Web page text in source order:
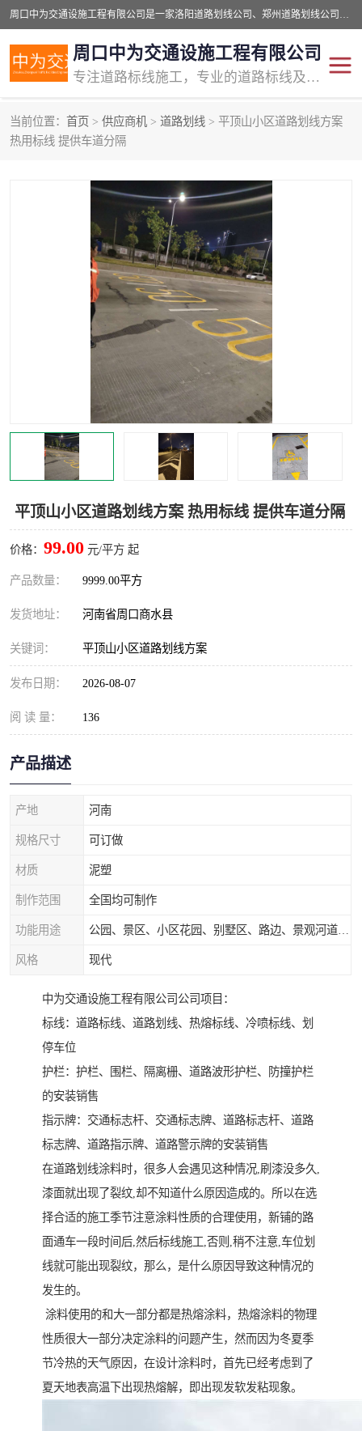
周口中为交通设施工程有限公司是一家洛阳道路划线公司、郑州道路划线公司、平顶山道路车位划线公司、开封车位划线公司、许昌道路车位划线公司、漯河道路车位划线公司，公司始终坚持“诚信、匠心、专注”的宗旨；我们的经营理念是：的服务。
周口中为交通设施工程有限公司
专注道路标线施工，专业的道路标线及交通设施施工服务商!
当前位置： 首页 > 供应商机 > 道路划线 > 平顶山小区道路划线方案
热用标线 提供车道分隔
平顶山小区道路划线方案 热用标线 提供车道分隔
价格： 99.00 元/平方 起
产品数量： 9999.00平方
发货地址： 河南省周口商水县
关键词： 平顶山小区道路划线方案
发布日期： 2026-08-07
阅 读 量： 136
产品描述
产地 河南
规格尺寸 可订做
材质 泥塑
制作范围 全国均可制作
功能用途
风格 现代
中为交通设施工程有限公司公司项目：
标线：道路标线、道路划线、热熔标线、冷喷标线、划
停车位
护栏：护栏、围栏、隔离栅、道路波形护栏、防撞护栏
的安装销售
指示牌：交通标志杆、交通标志牌、道路标志杆、道路
标志牌、道路指示牌、道路警示牌的安装销售
在道路划线涂料时，很多人会遇见这种情况,刷漆没多久,
漆面就出现了裂纹,却不知道什么原因造成的。所以在选
择合适的施工季节注意涂料性质的合理使用，新铺的路
面通车一段时间后,然后标线施工,否则,稍不注意,车位划
线就可能出现裂纹，那么，是什么原因导致这种情况的
发生的。
涂料使用的和大一部分都是热熔涂料，热熔涂料的物理
性质很大一部分决定涂料的问题产生，然而因为冬夏季
节冷热的天气原因，在设计涂料时，首先已经考虑到了
夏天地表高温下出现热熔解，即出现发软发粘现象。
交通道路标线
道路标线划线 马路标线
道路划线